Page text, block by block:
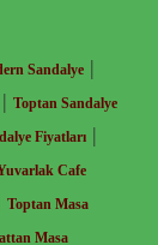
Sandalye |
| Toptan Sandalye
Fiyatları |
Cafe
Toptan Masa
Masa